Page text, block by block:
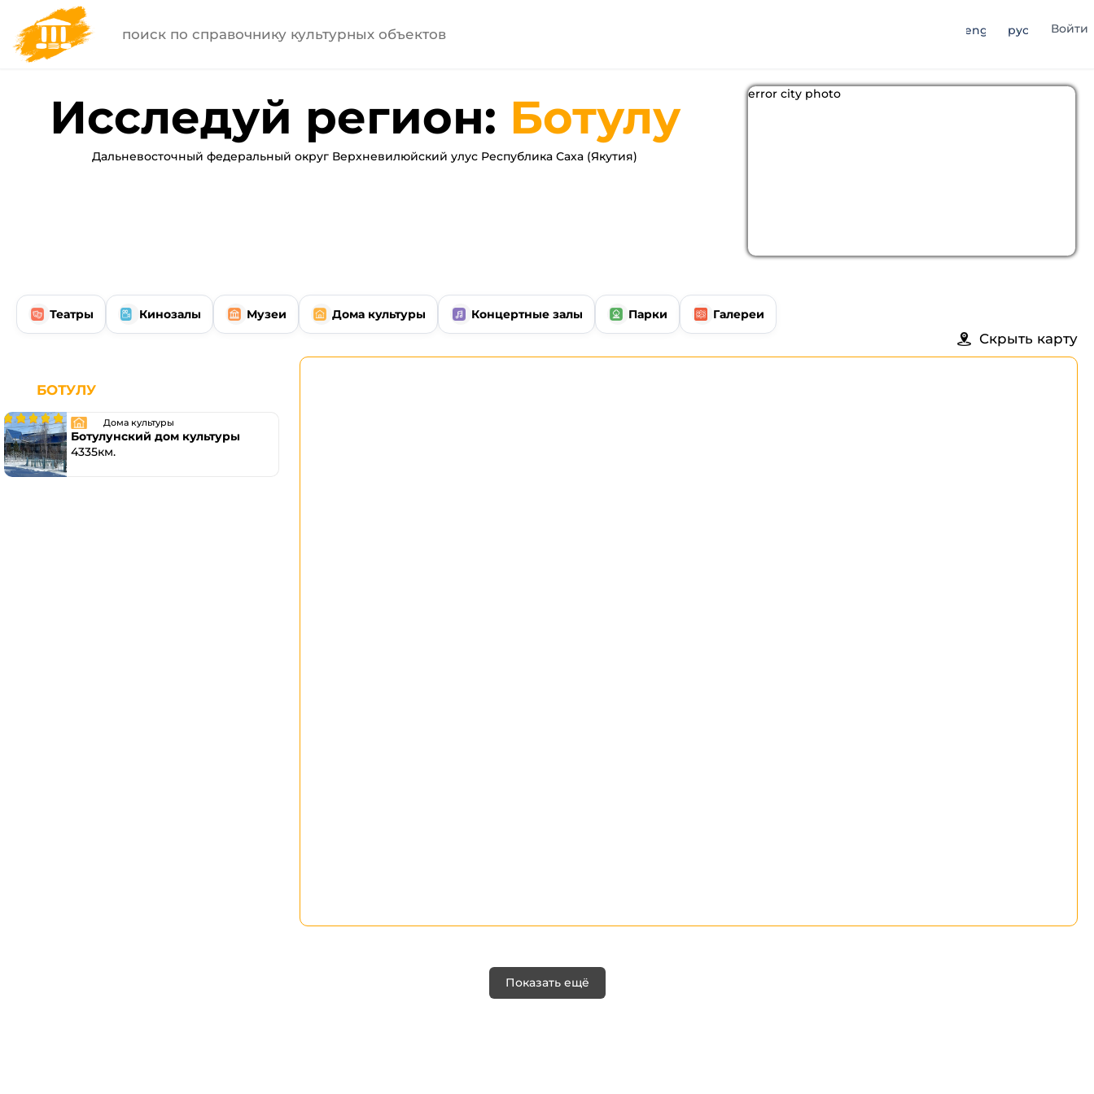
eng рус Войти
Исследуй регион: Ботулу
Дальневосточный федеральный округ Верхневилюйский улус Республика Саха (Якутия)
error city photo
Скрыть карту
Театры Кинозалы Музеи Дома культуры Концертные залы Парки Галереи
БОТУЛУ
Дома культуры
Ботулунский дом культуры
4335км.
Показать ещё